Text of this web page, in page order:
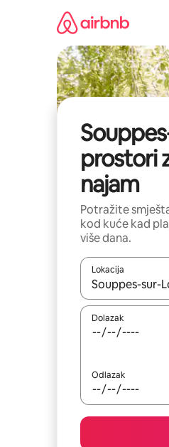
prostori
najam
Potražite
kod kuće kad
više dana.
Lokacija
Kada budu
Dolazak
Odlazak